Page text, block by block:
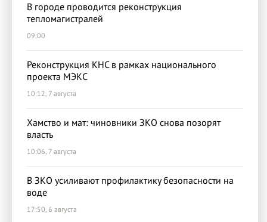
В городе проводится реконструкция
тепломагистралей
09:00
Реконструкция КНС в рамках национального
проекта МЭКС
10:12, 7 августа
Хамство и мат: чиновники ЗКО снова позорят
власть
10:06, 7 августа
В ЗКО усиливают профилактику безопасности на
воде
17:50, 6 августа